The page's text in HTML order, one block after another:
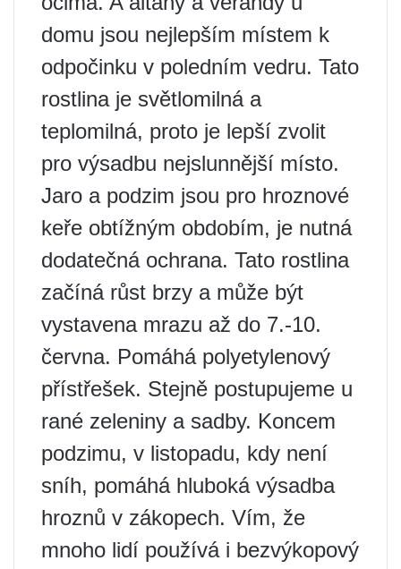
domu jsou nejlepším místem k
odpočinku v poledním vedru. Tato
rostlina je světlomilná a
teplomilná, proto je lepší zvolit
pro výsadbu nejslunnější místo.
Jaro a podzim jsou pro hroznové
keře obtížným obdobím, je nutná
dodatečná ochrana. Tato rostlina
začíná růst brzy a může být
vystavena mrazu až do 7.-10.
června. Pomáhá polyetylenový
přístřešek. Stejně postupujeme u
rané zeleniny a sadby. Koncem
podzimu, v listopadu, kdy není
sníh, pomáhá hluboká výsadba
hroznů v zákopech. Vím, že
mnoho lidí používá i bezvýkopový